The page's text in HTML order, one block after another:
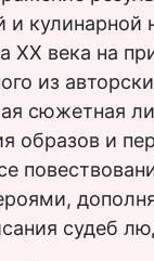
и кулинарной
XX века на
из
сюжетная
образов и
судеб